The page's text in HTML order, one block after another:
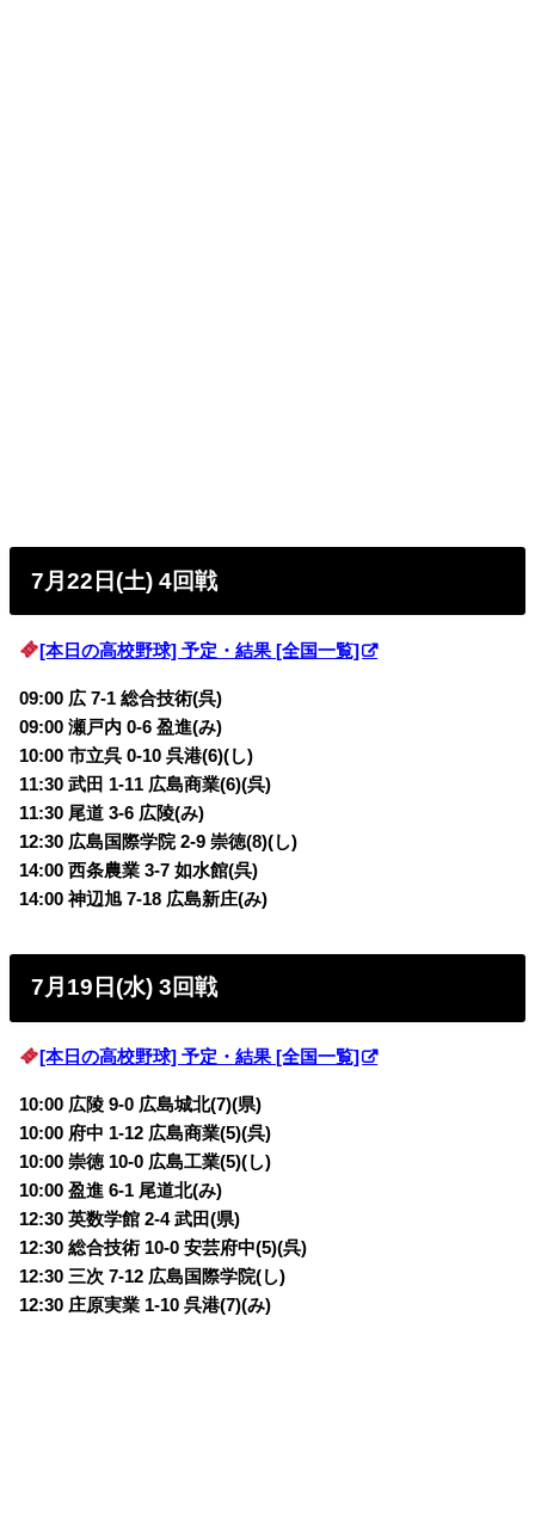
7月22日(土) 4回戦
[本日の高校野球] 予定・結果 [全国一覧]
09:00 広 7-1 総合技術(呉)
09:00 瀬戸内 0-6盈進(み)
10:00 市立呉 0-10 呉港(6)(し)
11:30 武田 1-11 広島商業(6)(呉)
11:30 尾道 3-6 広陵(み)
12:30 広島国際学院 2-9 崇徳(8)(し)
14:00 西条農業 3-7如水館(呉)
14:00 神辺旭 7-18 広島新庄(み)
7月19日(水) 3回戦
[本日の高校野球] 予定・結果 [全国一覧]
10:00 広陵 9-0 広島城北(7)(県)
10:00 府中 1-12 広島商業(5)(呉)
10:00 崇徳 10-0 広島工業(5)(し)
10:00 盈進 6-1 尾道北(み)
12:30 英数学館 2-4 武田(県)
12:30 総合技術 10-0 安芸府中(5)(呉)
12:30 三次 7-12 広島国際学院(し)
12:30 庄原実業 1-10 呉港(7)(み)